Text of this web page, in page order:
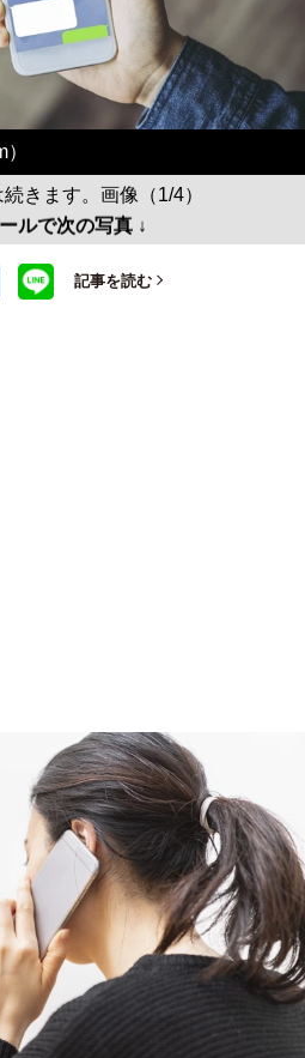
きます。画像（1/4）
ルで次の写真 ↓
記事を読む